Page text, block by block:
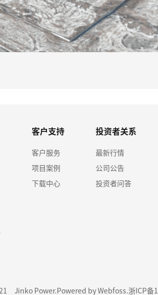
客户支持
客户服务
项目案例
下载中心
投资者关系
最新行情
公司公告
投资者问答
Jinko Power.Powered by Webfoss.浙ICP备